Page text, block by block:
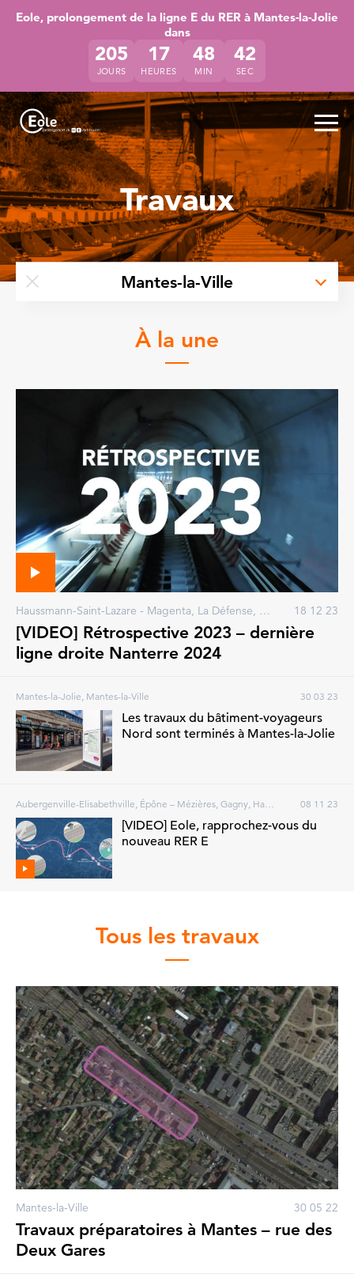
Accéder directement au contenu de la page
Accéder à la navigation principale
Accéder à la recherche
Eole, prolongement de la ligne E du RER à Mantes-la-Jolie
dans
205
JOURS
17
HEURES
48
MIN
42
SEC
Travauxà
Retirer le filtre par lieuMantes-la-Ville
À la une
Haussmann-Saint-Lazare - Magenta, La Défense, Mantes Station, Mantes-la-Jolie, Nanterre, Porte Maillot, Rosa Parks, Courbevoie, Mantes-la-Ville, Neuilly-sur-Seine, Pantin, Paris 18 12 23
[VIDEO] Rétrospective 2023 – dernière
ligne droite Nanterre 2024
Mantes-la-Jolie, Mantes-la-Ville 30 03 23
Les travaux du bâtiment-voyageurs
Nord sont terminés à Mantes-la-Jolie
Aubergenville-Elisabethville, Épône – Mézières, Gagny, Haussmann-Saint-Lazare - Magenta, Houilles – Carrières-sur-Seine, La Défense, Les Clairières de Verneuil, Les Mureaux, Mantes Station, Mantes-la-Jolie, Nanterre, Poissy, Porte Maillot, Rosa Parks, Vernouillet – Verneuil, Villennes-sur-Seine, Bezons, Courbevoie, Gargenville, Gretz-Armainvilliers, Guerville, Issou, Limay, Mantes-la-Ville, Neuilly-sur-Seine, Pantin, Paris 08 11 23
[VIDEO] Eole, rapprochez-vous du
nouveau RER E
Tous les travaux
Mantes-la-Ville 30 05 22
Travaux préparatoires à Mantes – rue des
Deux Gares